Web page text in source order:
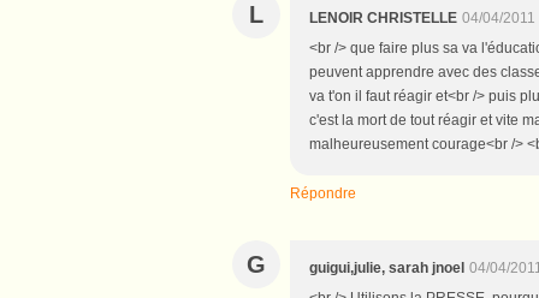
L LENOIR CHRISTELLE 04/04/2011
<br /> que faire plus sa va
peuvent apprendre avec des
va t'on il faut réagir et<br /> puis
c'est la mort de tout réagir et vite
malheureusement courage<br />
Répondre
G guigui,julie, sarah jnoel 04/04/